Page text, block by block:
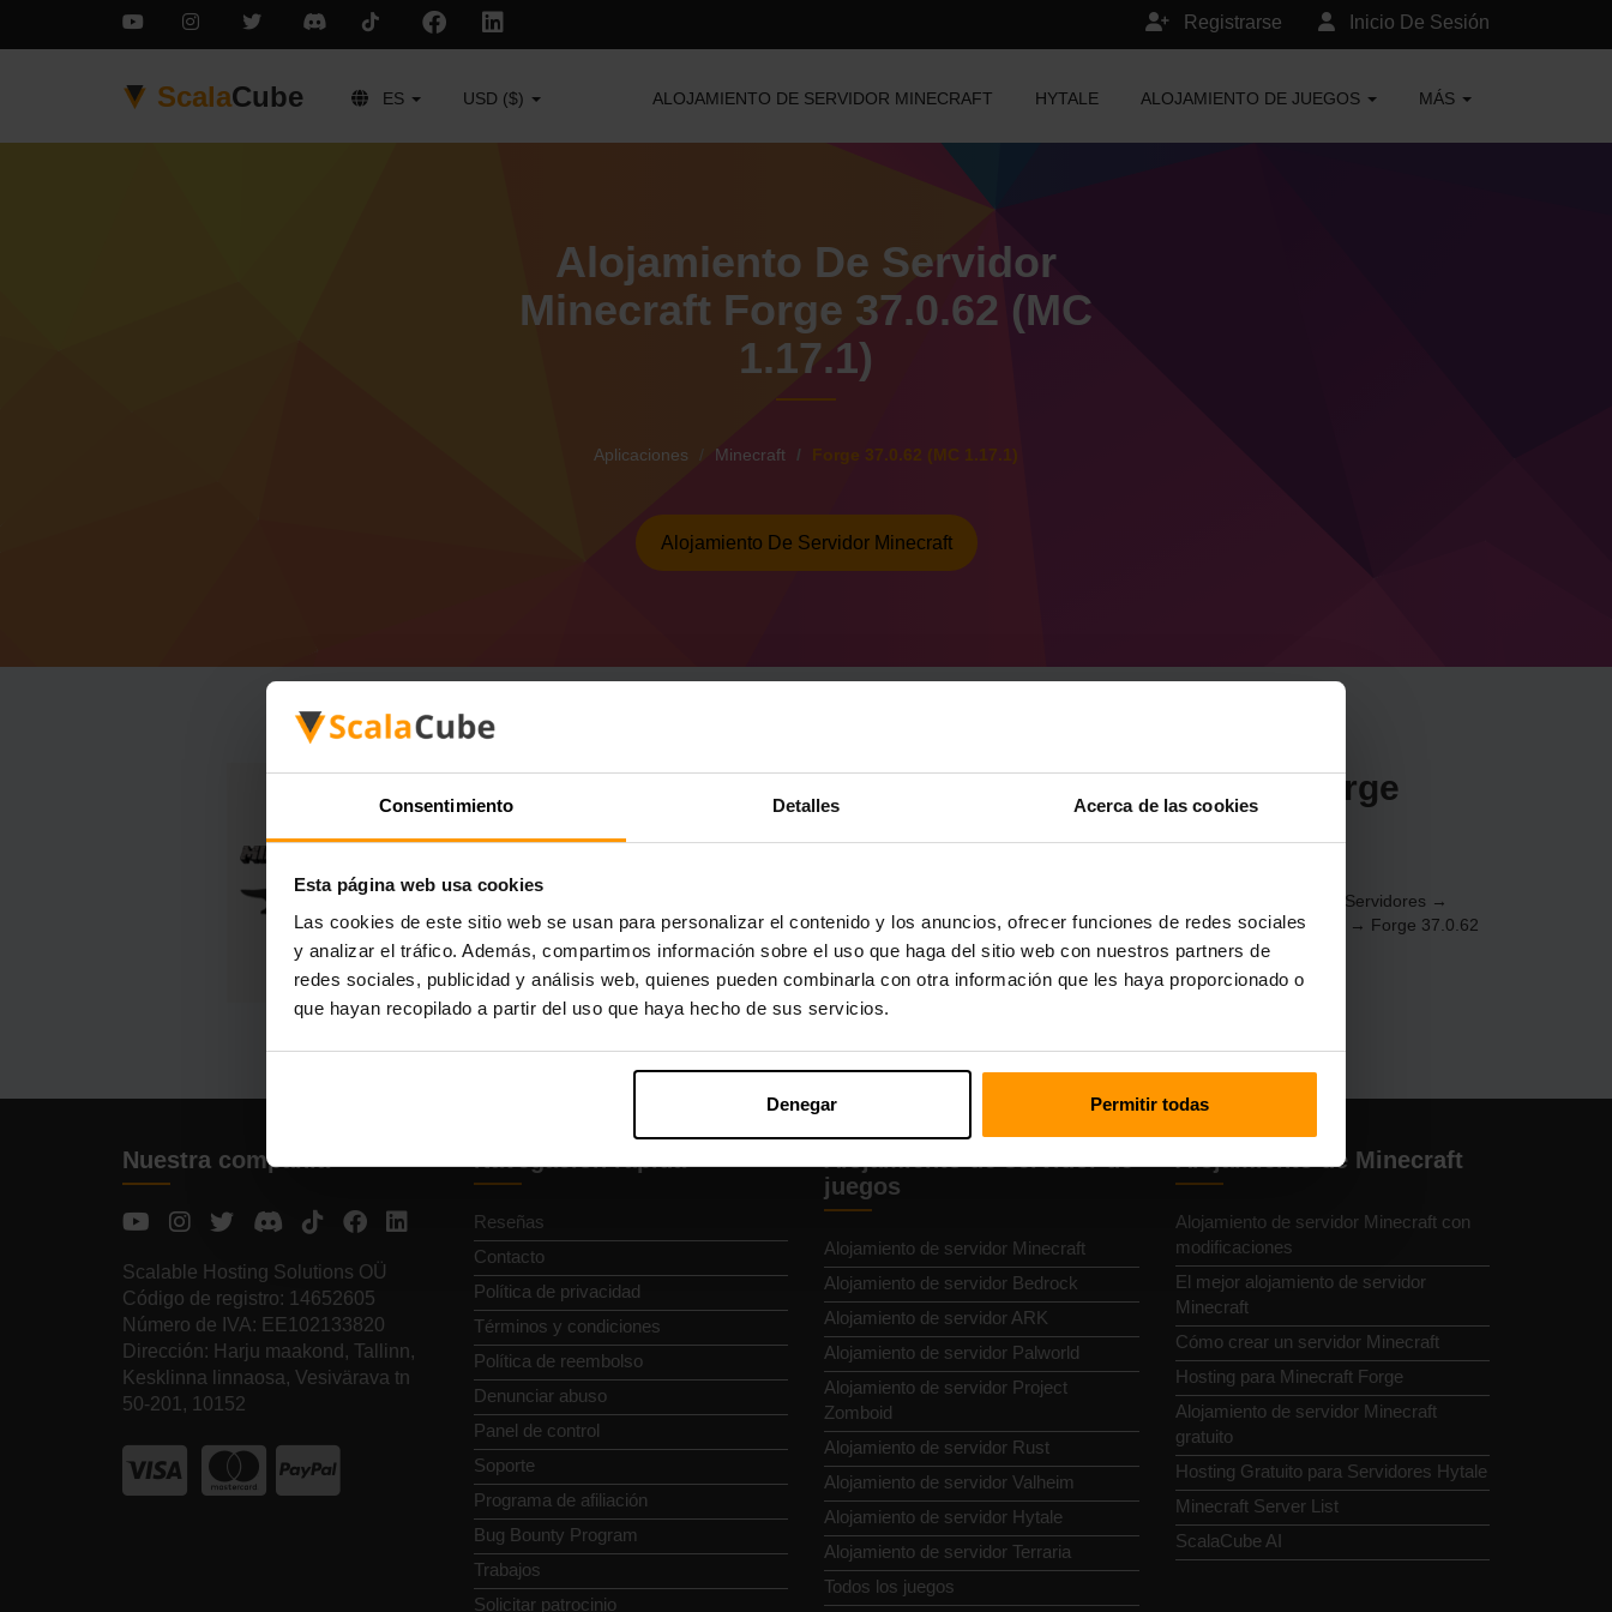
Consentimiento Detalles Acerca de las cookies
Esta página web usa cookies
Las cookies de este sitio web se usan para personalizar el contenido y los anuncios, ofrecer funciones de redes sociales
y analizar el tráfico. Además, compartimos información sobre el uso que haga del sitio web con nuestros partners de
redes sociales, publicidad y análisis web, quienes pueden combinarla con otra información que les haya proporcionado o
que hayan recopilado a partir del uso que haya hecho de sus servicios.
Denegar Permitir todas
Inicio De Sesión
Registrarse
ScalaCube ES USD ($) ALOJAMIENTO DE SERVIDOR MINECRAFT HYTALE ALOJAMIENTO DE JUEGOS MÁS
Alojamiento De Servidor
Minecraft Forge 37.0.62 (MC
1.17.1)
Aplicaciones Minecraft Forge 37.0.62 (MC 1.17.1)
Alojamiento De Servidor Minecraft
Cómo hacer un servidor Minecraft Forge
(Servidores →
Seleccione su servidor → Servidores de juegos → Agregar servidor de juegos → Forge 37.0.62
(MC 1.17.1))
Disfrute jugando en el servidor!
Nuestra compañía
Scalable Hosting Solutions OÜ
Código de registro: 14652605
Número de IVA: EE102133820
Dirección: Harju maakond, Tallinn,
Kesklinna linnaosa, Vesivärava tn
50-201, 10152
Navegación rápida
Reseñas
Contacto
Política de privacidad
Términos y condiciones
Política de reembolso
Denunciar abuso
Panel de control
Soporte
Programa de afiliación
Bug Bounty Program
Trabajos
Solicitar patrocinio
Alojamiento de servidor de
juegos
Alojamiento de servidor Minecraft
Alojamiento de servidor Bedrock
Alojamiento de servidor ARK
Alojamiento de servidor Palworld
Alojamiento de servidor Project
Zomboid
Alojamiento de servidor Rust
Alojamiento de servidor Valheim
Alojamiento de servidor Hytale
Alojamiento de servidor Terraria
Todos los juegos
Alojamiento de Minecraft
Alojamiento de servidor Minecraft con
modificaciones
El mejor alojamiento de servidor
Minecraft
Cómo crear un servidor Minecraft
Hosting para Minecraft Forge
Alojamiento de servidor Minecraft
gratuito
Hosting Gratuito para Servidores Hytale
Minecraft Server List
ScalaCube AI